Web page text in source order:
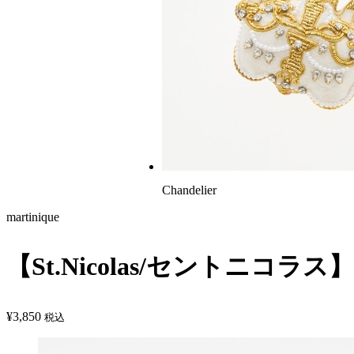
Chandelier
martinique
【St.Nicolas/セントニコラス
¥3,850 税込